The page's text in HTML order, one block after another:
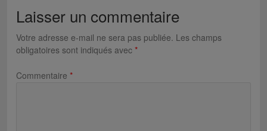
Laisser un commentaire
Votre adresse e-mail ne sera pas publiée. Les champs
obligatoires sont indiqués avec *
Commentaire *